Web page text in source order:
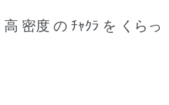
密度 の ﾁｬｸﾗ を くらっ